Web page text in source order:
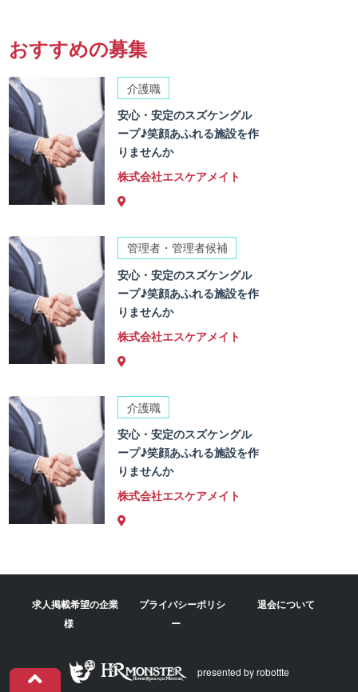
おすすめの募集
介護職
安心・安定のスズケングル
ープ♪笑顔あふれる施設を作
りませんか
株式会社エスケアメイト
管理者・管理者候補
安心・安定のスズケングル
ープ♪笑顔あふれる施設を作
りませんか
株式会社エスケアメイト
介護職
安心・安定のスズケングル
ープ♪笑顔あふれる施設を作
りませんか
株式会社エスケアメイト
求人掲載希望の企業
様
プライバシーポリシ
ー
退会について
presented by robottte